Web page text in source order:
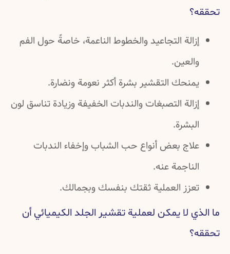
تحققه؟
إزالة التجاعيد والخطوط الناعمة، خاصةً حول الفم
والعين.
يمنحك التقشير بشرة أكثر نعومة ونضارة.
إزالة التصبغات والندبات الخفيفة وزيادة تناسق لون
البشرة.
علاج بعض أنواع حب الشباب وإخفاء الندبات
الناجمة عنه.
تعزز العملية ثقتك بنفسك وبجمالك.
ما الذي لا يمكن لعملية تقشير الجلد الكيميائي أن
تحققه؟